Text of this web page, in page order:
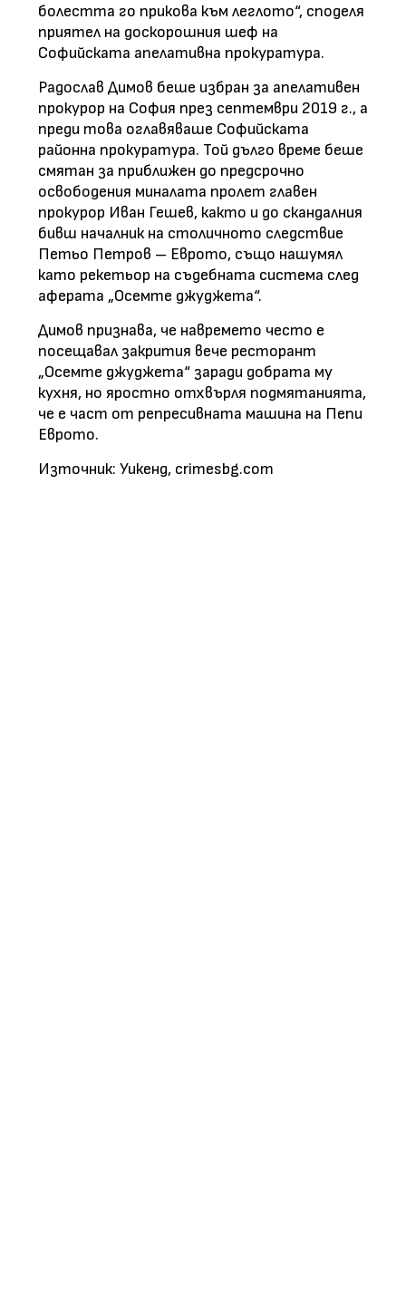
болестта го прикова към леглото“, споделя
приятел на доскорошния шеф на
Софийската апелативна прокуратура.
Радослав Димов беше избран за апелативен
прокурор на София през септември 2019 г., а
преди това оглавяваше Софийската
районна прокуратура. Той дълго време беше
смятан за приближен до предсрочно
освободения миналата пролет главен
прокурор Иван Гешев, както и до скандалния
бивш началник на столичното следствие
Петьо Петров – Еврото, също нашумял
като рекетьор на съдебната система след
аферата „Осемте джуджета“.
Димов признава, че навремето често е
посещавал закрития вече ресторант
„Осемте джуджета“ заради добрата му
кухня, но яростно отхвърля подмятанията,
че е част от репресивната машина на Пепи
Еврото.
Източник: Уикенд, crimesbg.com